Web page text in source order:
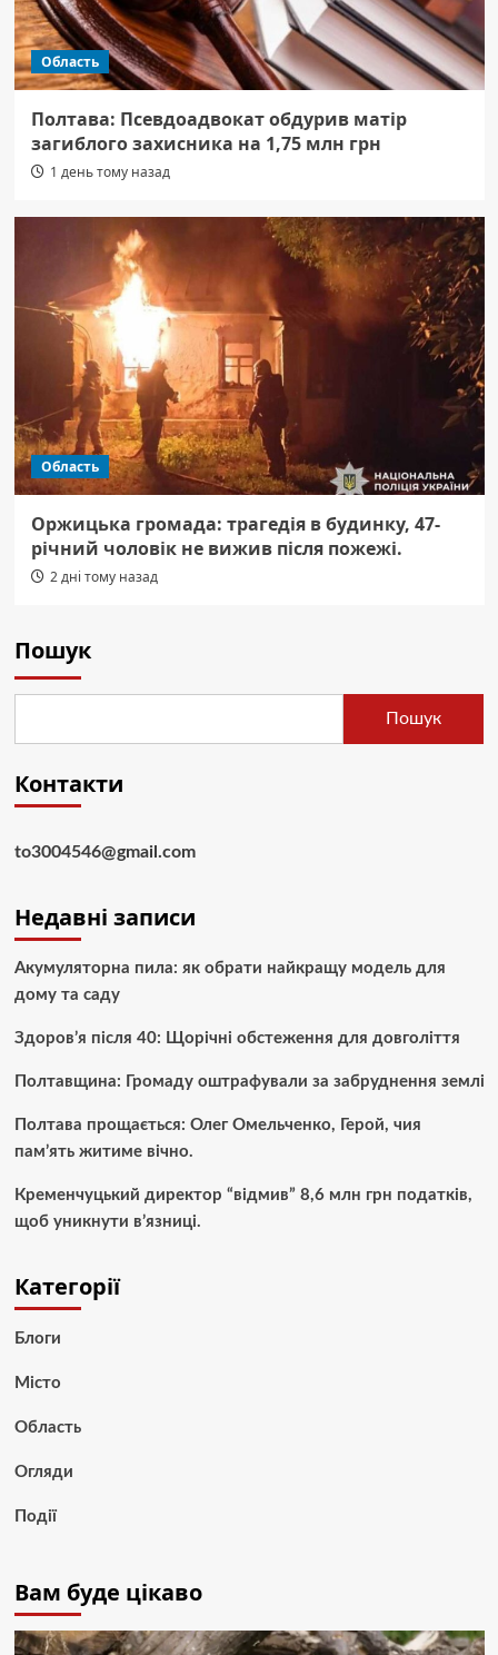
Область
Полтава: Псевдоадвокат обдурив матір
загиблого захисника на 1,75 млн грн
1 день тому назад
Область
Оржицька громада: трагедія в будинку, 47-
річний чоловік не вижив після пожежі.
2 дні тому назад
Пошук
Пошук
Контакти
to3004546@gmail.com
Недавні записи
Акумуляторна пила: як обрати найкращу модель для
дому та саду
Здоров’я після 40: Щорічні обстеження для довголіття
Полтавщина: Громаду оштрафували за забруднення землі
Полтава прощається: Олег Омельченко, Герой, чия
пам’ять житиме вічно.
Кременчуцький директор “відмив” 8,6 млн грн податків,
щоб уникнути в’язниці.
Категорії
Блоги
Місто
Область
Огляди
Події
Вам буде цікаво